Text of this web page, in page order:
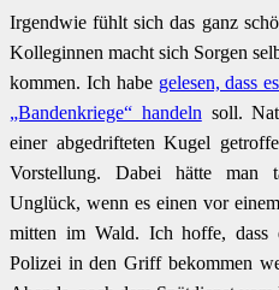
Irgendwie fühlt sich das ganz
Kolleginnen macht sich Sorgen
kommen. Ich habe gelesen, dass
„Bandenkriege“ handeln soll.
einer abgedrifteten Kugel
Vorstellung. Dabei hätte man
Unglück, wenn es einen vor
mitten im Wald. Ich hoffe,
Polizei in den Griff bekommen